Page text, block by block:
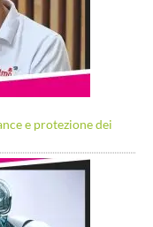
e protezione dei